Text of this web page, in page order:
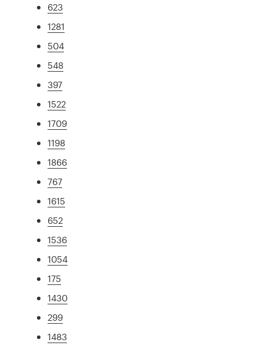
623
1281
504
548
397
1522
1709
1198
1866
767
1615
652
1536
1054
175
1430
299
1483